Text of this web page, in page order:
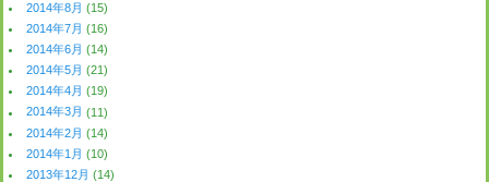
2014年8月 (15)
2014年7月 (16)
2014年6月 (14)
2014年5月 (21)
2014年4月 (19)
2014年3月 (11)
2014年2月 (14)
2014年1月 (10)
2013年12月 (14)